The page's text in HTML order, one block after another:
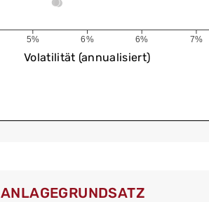
5% 6% 6% 7%
Volatilität (annualisiert)
ANLAGEGRUNDSATZ